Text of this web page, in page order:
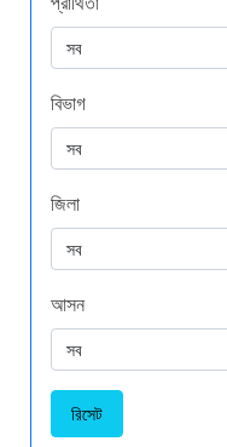
বিভাগ
জিলা
আসন
রিসেট